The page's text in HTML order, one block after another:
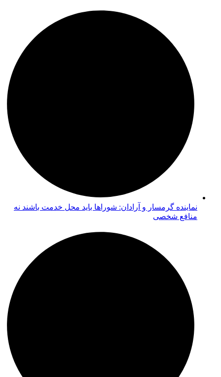
نماینده گرمسار و آرادان: شوراها باید محل خدمت باشند نه
منافع شخصی